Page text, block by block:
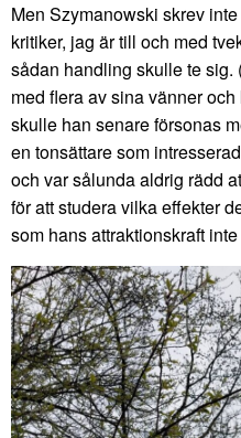
Men Szymanowski skrev
kritiker, jag är till och med
sådan handling skulle te sig.
med flera av sina vänner
skulle han senare försonas
en tonsättare som
och var sålunda aldrig rädd
för att studera vilka effekter
som hans attraktionskraft